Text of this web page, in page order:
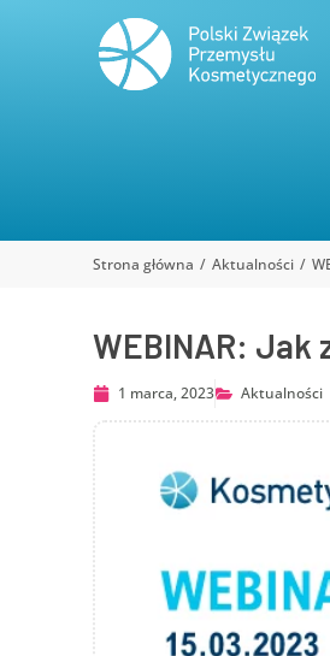
Jesteś tutaj:
Strona główna Aktualności
WEBINAR: Jak
1 marca, 2023 Aktualności